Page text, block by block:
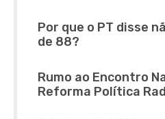
Por que o PT disse
de 88?
Rumo ao Encontro
Reforma Política